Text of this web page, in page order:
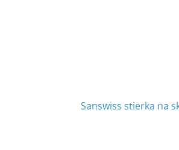
Sanswiss stierka na